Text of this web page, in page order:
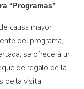
“Programas”
causa mayor
del programa,
se ofrecerá un
de regalo de la
de la visita.